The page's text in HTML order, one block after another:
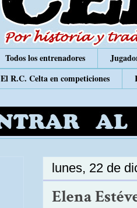
Todos los entrenadores
El R.C. Celta en competiciones
lunes, 22 de
Elena